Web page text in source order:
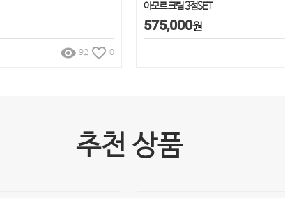
remove_red_eye 92 favorite_border 0
아모르 크림 3점SET
575,000원
추천 상품